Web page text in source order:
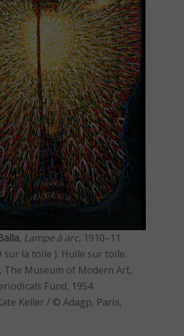
, Lampe à arc, 1910–11
sur la toile ). Huile sur toile.
The Museum of Modern Art,
Fund, 1954
Keller / © Adagp, Paris,